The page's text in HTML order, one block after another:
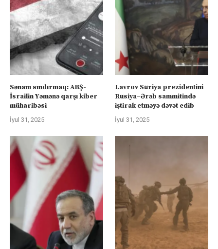
Sənanı sındırmaq: ABŞ-
İsrailin Yəmənə qarşı kiber
müharibəsi
İyul 31, 2025
Lavrov Suriya prezidentini
Rusiya–Ərəb sammitində
iştirak etməyə dəvət edib
İyul 31, 2025